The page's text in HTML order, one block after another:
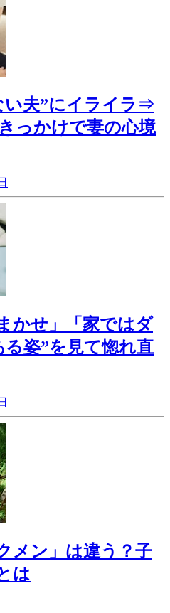
い夫”にイライラ⇒
っかけで妻の心境
かせ」「家ではダ
姿”を見て惚れ直
メン」は違う？子
は